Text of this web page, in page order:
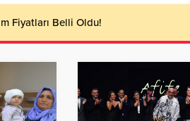
Sıcak Yemek Ulaştırıyor!